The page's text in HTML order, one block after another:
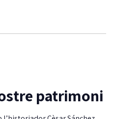
patrimoni